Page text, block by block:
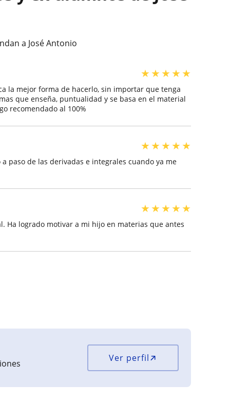
a José Antonio
★★★★★
la mejor forma de hacerlo, sin importar que tenga
que enseña, puntualidad y se basa en el material
recomendado al 100%
★★★★★
paso de las derivadas e integrales cuando ya me
★★★★★
Ha logrado motivar a mi hijo en materias que antes
Ver perfil